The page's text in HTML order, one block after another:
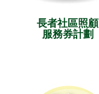
長者社區照顧
服務券計劃